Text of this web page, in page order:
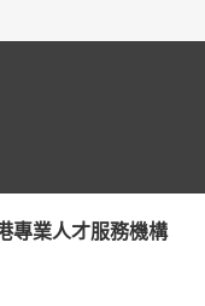
專業人才服務機構